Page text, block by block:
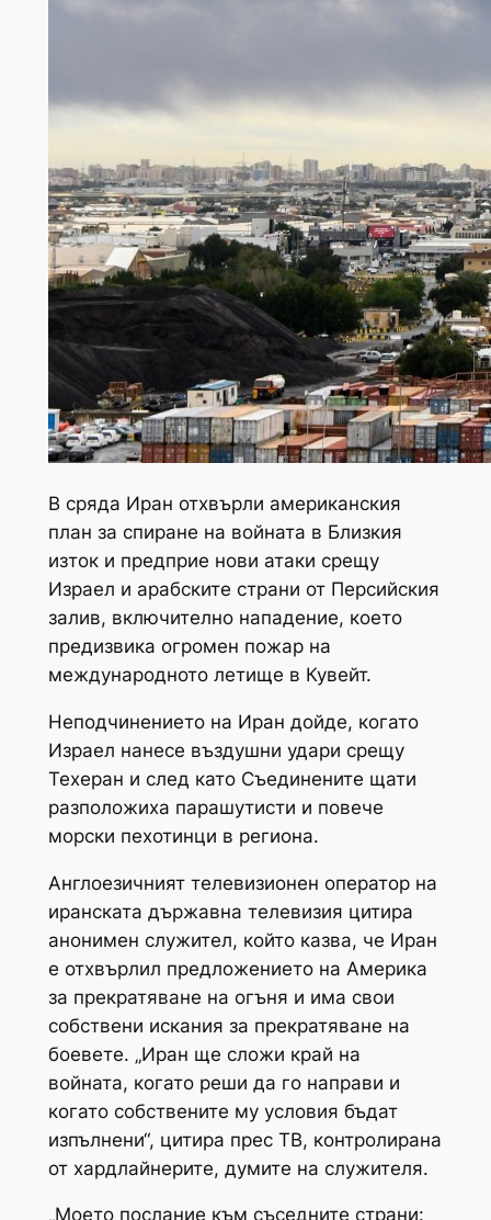
В сряда Иран отхвърли американския
план за спиране на войната в Близкия
изток и предприе нови атаки срещу
Израел и арабските страни от Персийския
залив, включително нападение, което
предизвика огромен пожар на
международното летище в Кувейт.
Неподчинението на Иран дойде, когато
Израел нанесе въздушни удари срещу
Техеран и след като Съединените щати
разположиха парашутисти и повече
морски пехотинци в региона.
Англоезичният телевизионен оператор на
иранската държавна телевизия цитира
анонимен служител, който казва, че Иран
е отхвърлил предложението на Америка
за прекратяване на огъня и има свои
собствени искания за прекратяване на
боевете. „Иран ще сложи край на
войната, когато реши да го направи и
когато собствените му условия бъдат
изпълнени“, цитира прес ТВ, контролирана
от хардлайнерите, думите на служителя.
„Моето послание към съседните страни: